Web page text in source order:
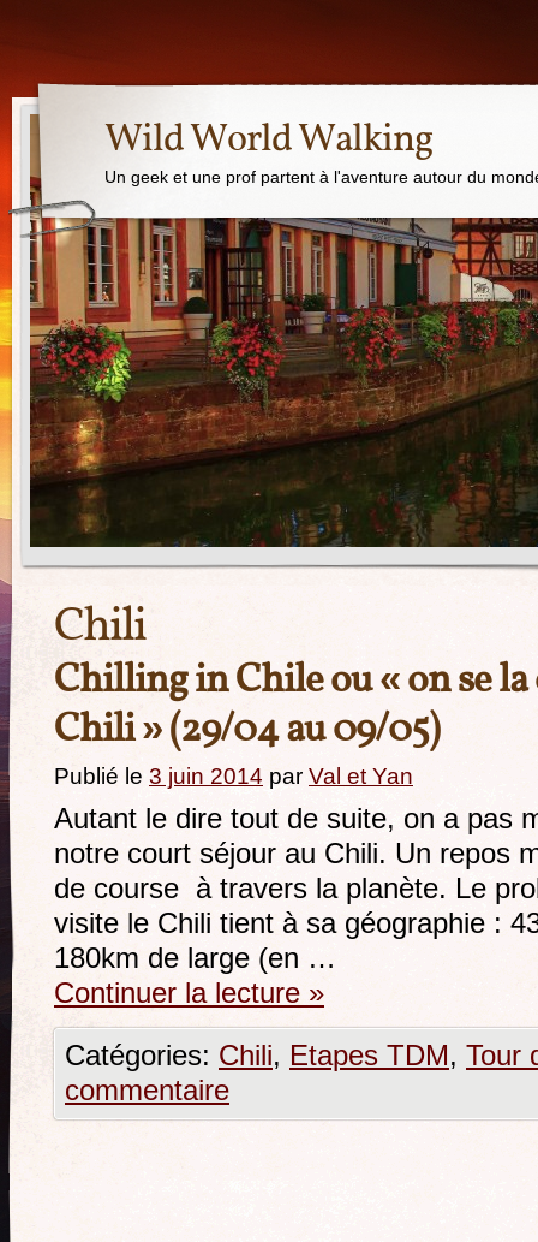
Wild World Walking
Un geek et une prof partent à l'aventure autour du
Chili
Chilling in Chile ou « on se la
Chili » (29/04 au 09/05)
Publié le 3 juin 2014 par Val et Yan
Autant le dire tout de suite, on a pas
notre court séjour au Chili. Un repos
de course à travers la planète. Le
visite le Chili tient à sa géographie :
180km de large (en …
Continuer la lecture »
Catégories: Chili, Etapes TDM, Tour
commentaire